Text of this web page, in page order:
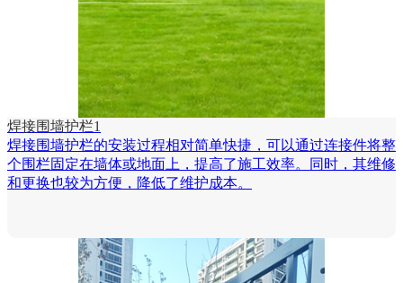
焊接围墙护栏1
焊接围墙护栏的安装过程相对简单快捷，可以通过连接件将整
个围栏固定在墙体或地面上，提高了施工效率。同时，其维修
和更换也较为方便，降低了维护成本。